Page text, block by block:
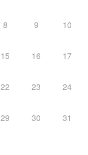
8 9 10
15 16 17
22 23 24
29 30 31